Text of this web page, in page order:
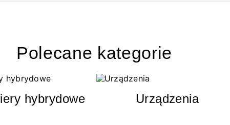
Polecane kategorie
hybrydowe Urządzenia